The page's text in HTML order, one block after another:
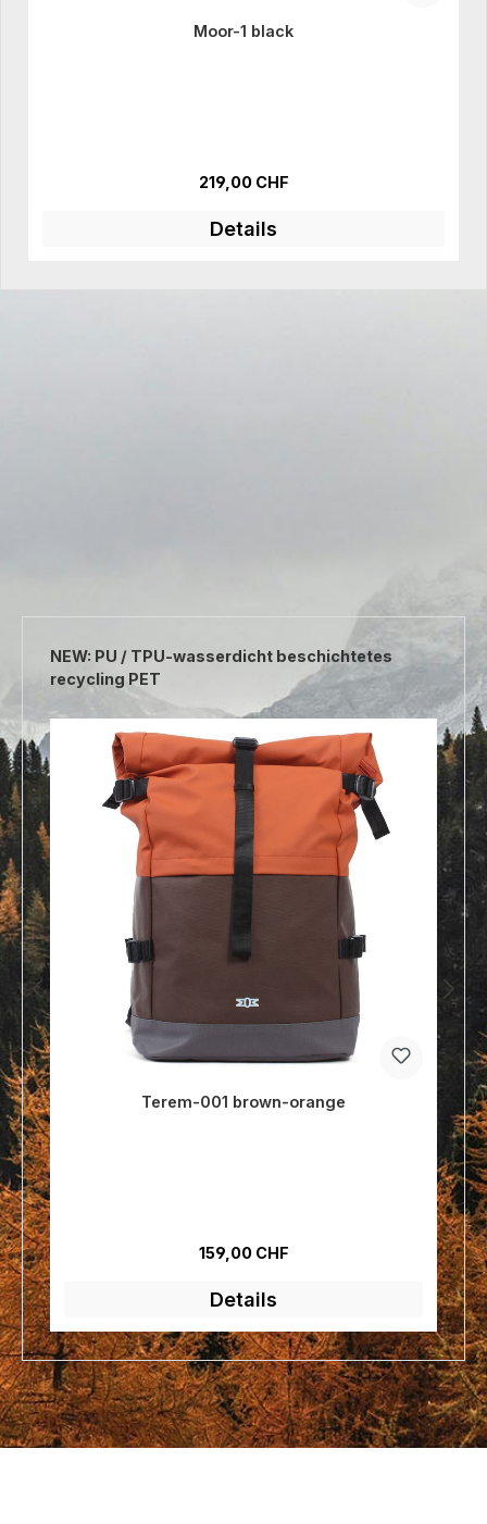
Moor-1 black
Regulärer Preis:
219,00 CHF
Details
NEW: PU / TPU-wasserdicht beschichtetes
recycling PET
Terem-001 brown-orange
Regulärer Preis:
159,00 CHF
Details